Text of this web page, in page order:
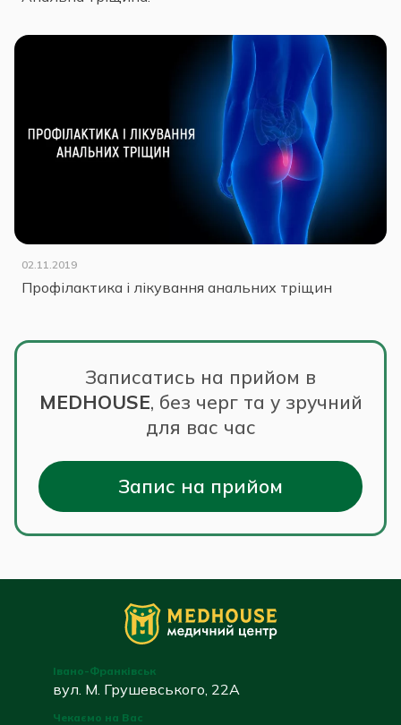
02.11.2019
Профілактика і лікування анальних тріщин
Записатись на прийом в
MEDHOUSE, без черг та у зручний
для вас час
Запис на прийом
Івано-Франківськ
вул. М. Грушевського, 22А
Чекаємо на Вас